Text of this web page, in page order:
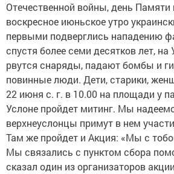
Отечественной войны, день Памяти
воскресное июньское утро
первыми подверглись нападению
спустя более семи десятков лет, на
рвутся снаряды, падают бомбы и
повинные люди. Дети, старики,
22 июня с. г. в 10.00 на площади у
Услоне пройдет митинг. Мы
верхнеуслонцы примут в нем
Там же пройдет и Акция: «Мы с
Мы связались с пунктом сбора
сказал один из организаторов